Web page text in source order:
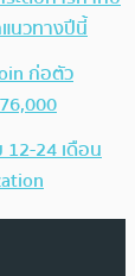
นวทางปีนี้
ก่อตัว
12-24 เดือน